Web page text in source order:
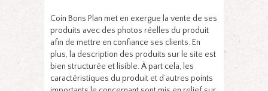
Coin Bons Plan met en exergue la vente de ses
produits avec des photos réelles du produit
afin de mettre en confiance ses clients. En
plus, la description des produits sur le site est
bien structurée et lisible. À part cela, les
caractéristiques du produit et d’autres points